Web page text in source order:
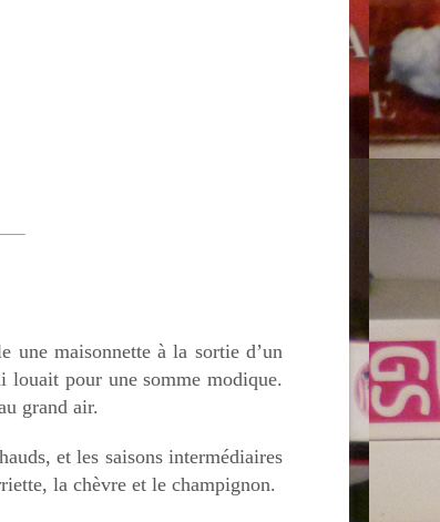
une maisonnette à la sortie d’un
louait pour une somme modique.
grand air.
et les saisons intermédiaires
la chèvre et le champignon.